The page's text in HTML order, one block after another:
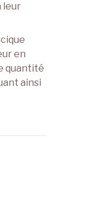
leur
en
quantité
ainsi